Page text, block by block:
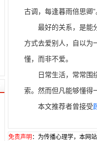
古调，每逢暮雨倍思卿”
最好的关系，是能分
方式去爱别人，自以为
懂，而非不爱。
日常生活，常常围绕
索。然而但凡能够懂得
本文推荐者曾接受
免责声明 ：为传播心理学，本网